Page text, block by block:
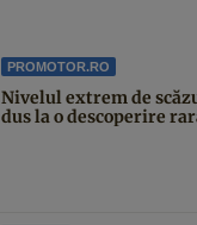
PROMOTOR.RO
Nivelul extrem de
dus la o descoperire